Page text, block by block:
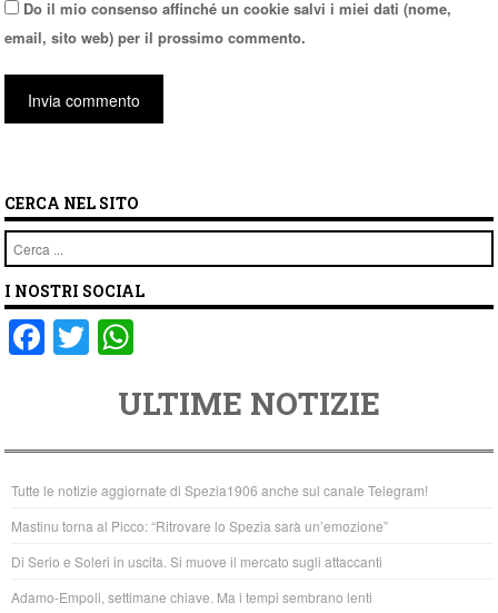
Do il mio consenso affinché un cookie salvi i miei dati (nome,
email, sito web) per il prossimo commento.
CERCA NEL SITO
Cerca
I NOSTRI SOCIAL
F
a
e
b
o
o
k
T
wi
er
at
s
A
p
p
ULTIME NOTIZIE
Tutte le notizie aggiornate di Spezia1906 anche sul canale Telegram!
Mastinu torna al Picco: “Ritrovare lo Spezia sarà un’emozione”
Di Serio e Soleri in uscita. Si muove il mercato sugli attaccanti
Adamo-Empoli, settimane chiave. Ma i tempi sembrano lenti